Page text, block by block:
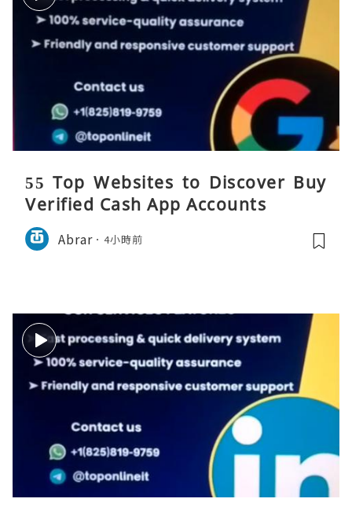
55 Top Websites to Discover Buy
Verified Cash App Accounts
Abrar 4小時前